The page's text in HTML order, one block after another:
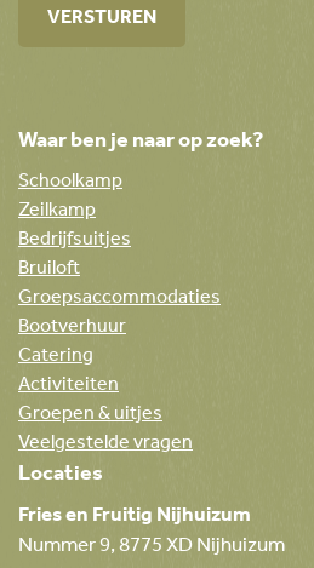
Waar ben je naar op zoek?
Schoolkamp
Zeilkamp
Bedrijfsuitjes
Bruiloft
Groepsaccommodaties
Bootverhuur
Catering
Activiteiten
Groepen & uitjes
Veelgestelde vragen
Locaties
Fries en Fruitig Nijhuizum
Nummer 9, 8775 XD Nijhuizum